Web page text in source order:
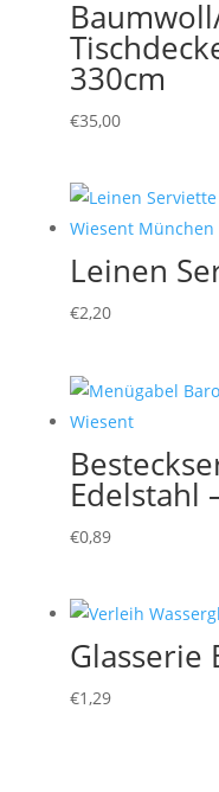
330cm
€35,00
Leinen
€2,20
Edelstahl
€0,89
Glasserie
€1,29